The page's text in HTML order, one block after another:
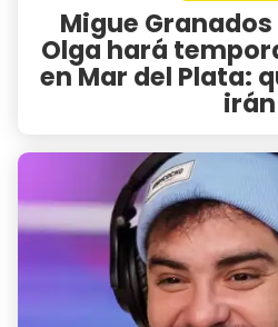
Migue
Olga hará
en Mar del Plata:
irán